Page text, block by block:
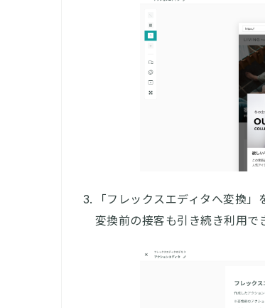
「フレックスエディタへ変換」
変換前の接客も引き続き利用で